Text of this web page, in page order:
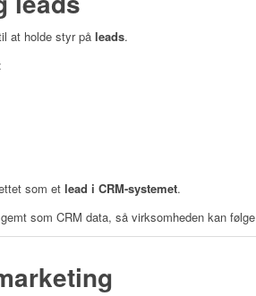
at holde styr på leads.
som et lead i CRM-systemet.
som CRM data, så virksomheden kan